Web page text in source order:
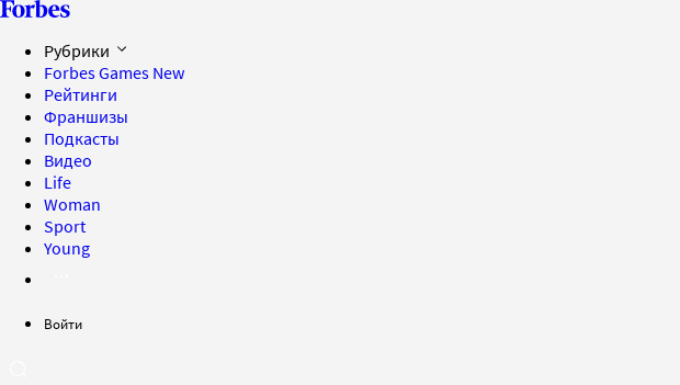
Рубрики
Forbes Games New
Рейтинги
Франшизы
Подкасты
Видео
Life
Woman
Sport
Young
Войти